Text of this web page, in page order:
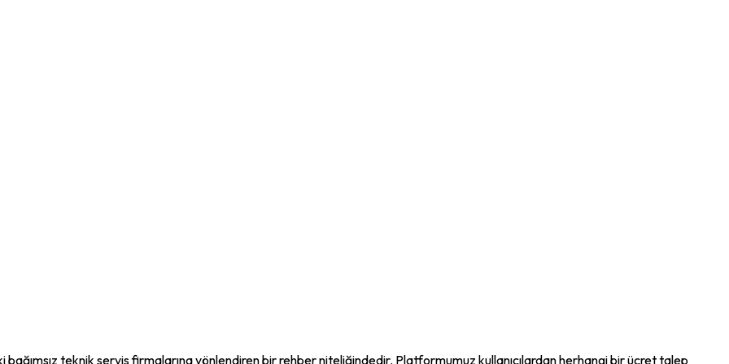
teknik servis firmalarına yönlendiren bir rehber niteliğindedir. Platformumuz kullanıcılardan herhangi bir ücret talep